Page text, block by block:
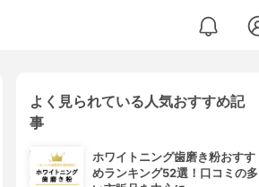
よく見られている人気おすすめ記
事
ホワイトニング歯磨き粉おすす
めランキング52選！口コミの多